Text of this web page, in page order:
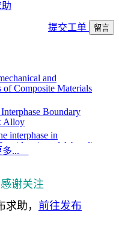
助
提交工单 留言
and
of Composite Materials
Boundary
Alloy
interphase in
of debonding
theory for bonding
Tensile Strength of
Nanocomposites...
Interphase in Polymer
多...
谢关注
助， 前往发布